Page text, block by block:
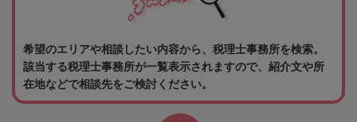
希望のエリアや相談したい内容から、税理士事務所を検索。
該当する税理士事務所が一覧表示されますので、紹介文や所
在地などで相談先をご検討ください。